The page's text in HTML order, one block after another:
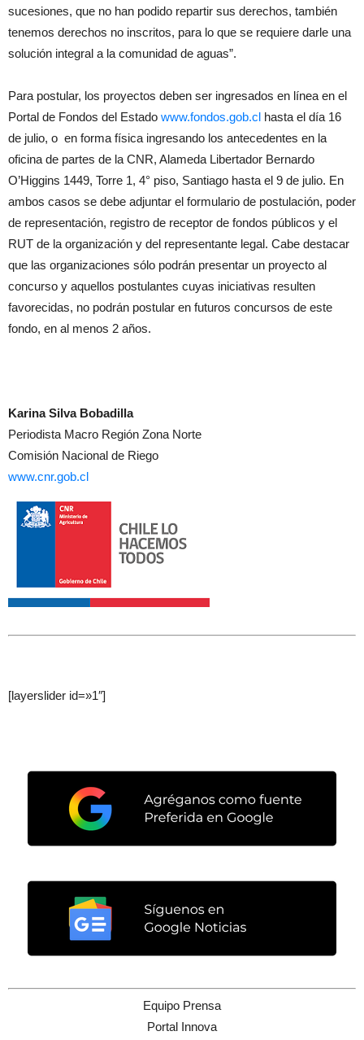
sucesiones, que no han podido repartir sus derechos, también
tenemos derechos no inscritos, para lo que se requiere darle una
solución integral a la comunidad de aguas”.
Para postular, los proyectos deben ser ingresados en línea en el
Portal de Fondos del Estado www.fondos.gob.cl hasta el día 16
de julio, o en forma física ingresando los antecedentes en la
oficina de partes de la CNR, Alameda Libertador Bernardo
O’Higgins 1449, Torre 1, 4° piso, Santiago hasta el 9 de julio. En
ambos casos se debe adjuntar el formulario de postulación, poder
de representación, registro de receptor de fondos públicos y el
RUT de la organización y del representante legal. Cabe destacar
que las organizaciones sólo podrán presentar un proyecto al
concurso y aquellos postulantes cuyas iniciativas resulten
favorecidas, no podrán postular en futuros concursos de este
fondo, en al menos 2 años.
Karina Silva Bobadilla
Periodista Macro Región Zona Norte
Comisión Nacional de Riego
www.cnr.gob.cl
[layerslider id=»1″]
Equipo Prensa
Portal Innova